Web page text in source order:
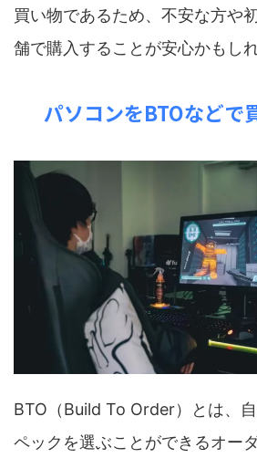
買い物であるため、不安な方や
舗で購入することが安心かもしれ
パソコンをBTOなどで
BTO（Build To Order）とは、
ペックを選ぶことができるオー